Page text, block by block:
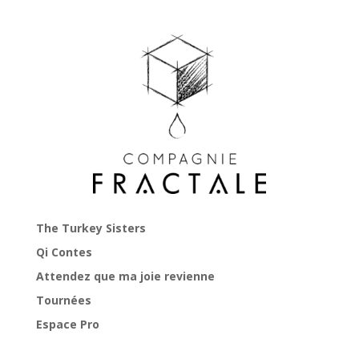
The Turkey Sisters
Qi Contes
Attendez que ma joie revienne
Tournées
Espace Pro